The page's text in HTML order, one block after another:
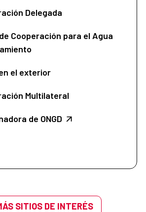
Delegada
Cooperación para el Agua
el exterior
Multilateral
de ONGD
SITIOS DE INTERÉS